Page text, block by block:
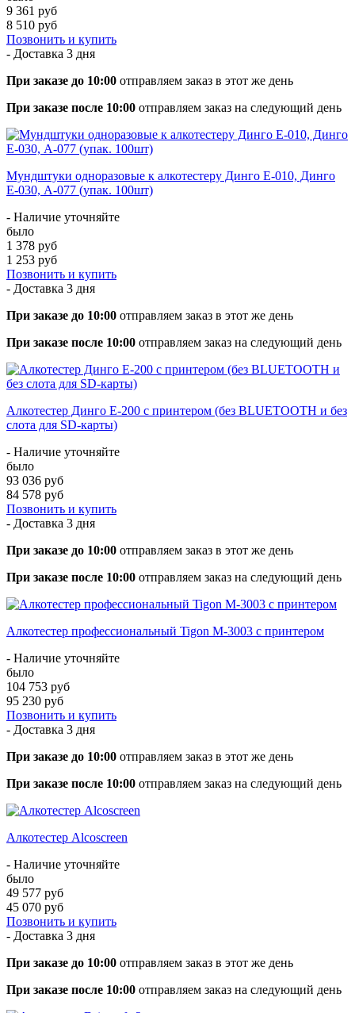
9 361 руб
8 510 руб
Позвонить и купить
- Доставка 3 дня
При заказе до 10:00 отправляем заказ в этот же день
При заказе после 10:00 отправляем заказ на следующий день
Мундштуки одноразовые к алкотестеру Динго Е-010, Динго
Е-030, А-077 (упак. 100шт)
- Наличие уточняйте
было
1 378 руб
1 253 руб
Позвонить и купить
- Доставка 3 дня
При заказе до 10:00 отправляем заказ в этот же день
При заказе после 10:00 отправляем заказ на следующий день
Алкотестер Динго Е-200 с принтером (без BLUETOOTH и без
слота для SD-карты)
- Наличие уточняйте
было
93 036 руб
84 578 руб
Позвонить и купить
- Доставка 3 дня
При заказе до 10:00 отправляем заказ в этот же день
При заказе после 10:00 отправляем заказ на следующий день
Алкотестер профессиональный Tigon M-3003 с принтером
- Наличие уточняйте
было
104 753 руб
95 230 руб
Позвонить и купить
- Доставка 3 дня
При заказе до 10:00 отправляем заказ в этот же день
При заказе после 10:00 отправляем заказ на следующий день
Алкотестер Alcoscreen
- Наличие уточняйте
было
49 577 руб
45 070 руб
Позвонить и купить
- Доставка 3 дня
При заказе до 10:00 отправляем заказ в этот же день
При заказе после 10:00 отправляем заказ на следующий день